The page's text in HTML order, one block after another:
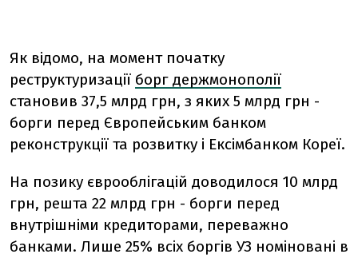
Як відомо, на момент початку
реструктуризації борг держмонополії
становив 37,5 млрд грн, з яких 5 млрд грн -
борги перед Європейським банком
реконструкції та розвитку і Ексімбанком Кореї.
На позику єврооблігацій доводилося 10 млрд
грн, решта 22 млрд грн - борги перед
внутрішніми кредиторами, переважно
банками. Лише 25% всіх боргів УЗ номіновані в